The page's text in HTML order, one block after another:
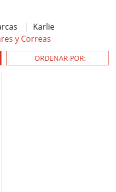
Karlie
y Correas